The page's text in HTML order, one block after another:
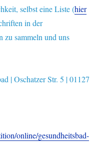
selbst eine Liste (hier
in der
zu sammeln und uns
| Oschatzer Str. 5 | 01127
online/gesundheitsbad-